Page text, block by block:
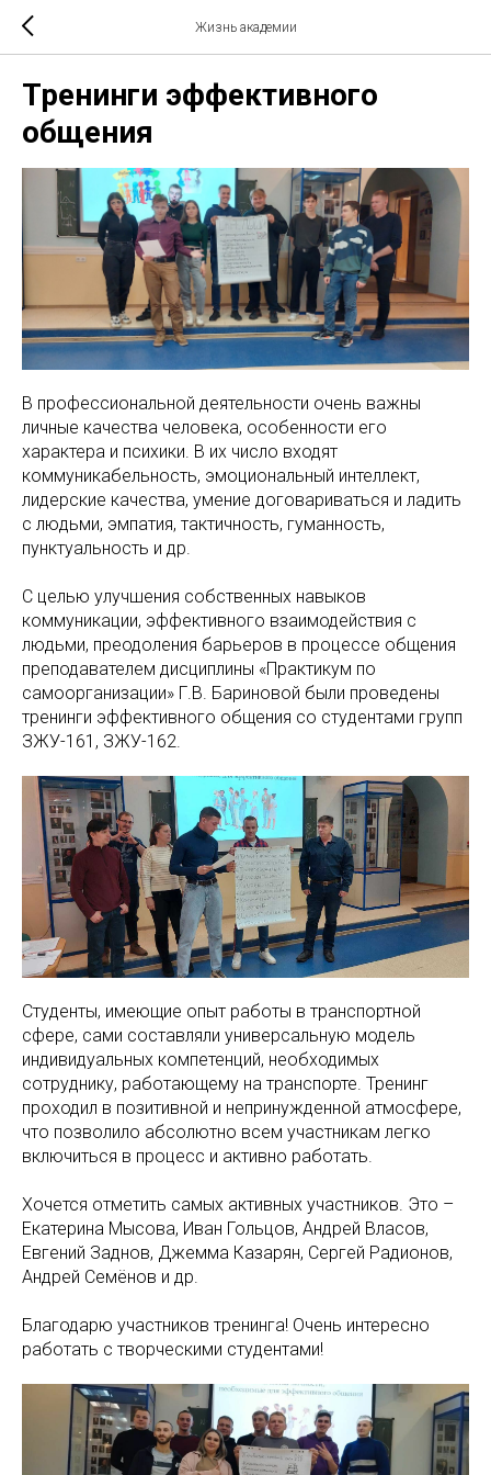
Жизнь академии
Тренинги эффективного
общения
В профессиональной деятельности очень важны
личные качества человека, особенности его
характера и психики. В их число входят
коммуникабельность, эмоциональный интеллект,
лидерские качества, умение договариваться и ладить
с людьми, эмпатия, тактичность, гуманность,
пунктуальность и др.
С целью улучшения собственных навыков
коммуникации, эффективного взаимодействия с
людьми, преодоления барьеров в процессе общения
преподавателем дисциплины «Практикум по
самоорганизации» Г.В. Бариновой были проведены
тренинги эффективного общения со студентами групп
ЗЖУ-161, ЗЖУ-162.
Студенты, имеющие опыт работы в транспортной
сфере, сами составляли универсальную модель
индивидуальных компетенций, необходимых
сотруднику, работающему на транспорте. Тренинг
проходил в позитивной и непринужденной атмосфере,
что позволило абсолютно всем участникам легко
включиться в процесс и активно работать.
Хочется отметить самых активных участников. Это –
Екатерина Мысова, Иван Гольцов, Андрей Власов,
Евгений Заднов, Джемма Казарян, Сергей Радионов,
Андрей Семёнов и др.
Благодарю участников тренинга! Очень интересно
работать с творческими студентами!